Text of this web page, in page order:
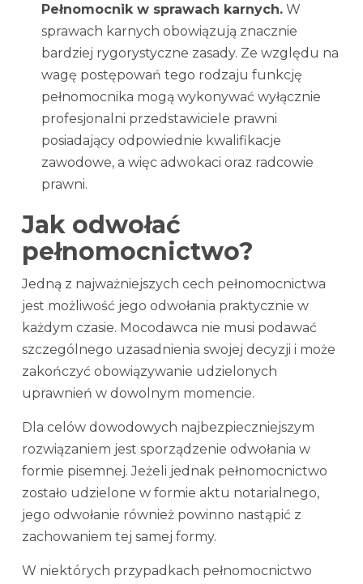
Pełnomocnik w sprawach karnych. W
sprawach karnych obowiązują znacznie
bardziej rygorystyczne zasady. Ze względu na
wagę postępowań tego rodzaju funkcję
pełnomocnika mogą wykonywać wyłącznie
profesjonalni przedstawiciele prawni
posiadający odpowiednie kwalifikacje
zawodowe, a więc adwokaci oraz radcowie
prawni.
Jak odwołać
pełnomocnictwo?
Jedną z najważniejszych cech pełnomocnictwa
jest możliwość jego odwołania praktycznie w
każdym czasie. Mocodawca nie musi podawać
szczególnego uzasadnienia swojej decyzji i może
zakończyć obowiązywanie udzielonych
uprawnień w dowolnym momencie.
Dla celów dowodowych najbezpieczniejszym
rozwiązaniem jest sporządzenie odwołania w
formie pisemnej. Jeżeli jednak pełnomocnictwo
zostało udzielone w formie aktu notarialnego,
jego odwołanie również powinno nastąpić z
zachowaniem tej samej formy.
W niektórych przypadkach pełnomocnictwo